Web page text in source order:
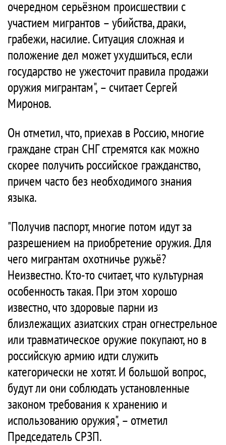
очередном серьёзном происшествии с
участием мигрантов – убийства, драки,
грабежи, насилие. Ситуация сложная и
положение дел может ухудшиться, если
государство не ужесточит правила продажи
оружия мигрантам", – считает Сергей
Миронов.
Он отметил, что, приехав в Россию, многие
граждане стран СНГ стремятся как можно
скорее получить российское гражданство,
причем часто без необходимого знания
языка.
"Получив паспорт, многие потом идут за
разрешением на приобретение оружия. Для
чего мигрантам охотничье ружьё?
Неизвестно. Кто-то считает, что культурная
особенность такая. При этом хорошо
известно, что здоровые парни из
близлежащих азиатских стран огнестрельное
или травматическое оружие покупают, но в
российскую армию идти служить
категорически не хотят. И большой вопрос,
будут ли они соблюдать установленные
законом требования к хранению и
использованию оружия", – отметил
Председатель СРЗП.